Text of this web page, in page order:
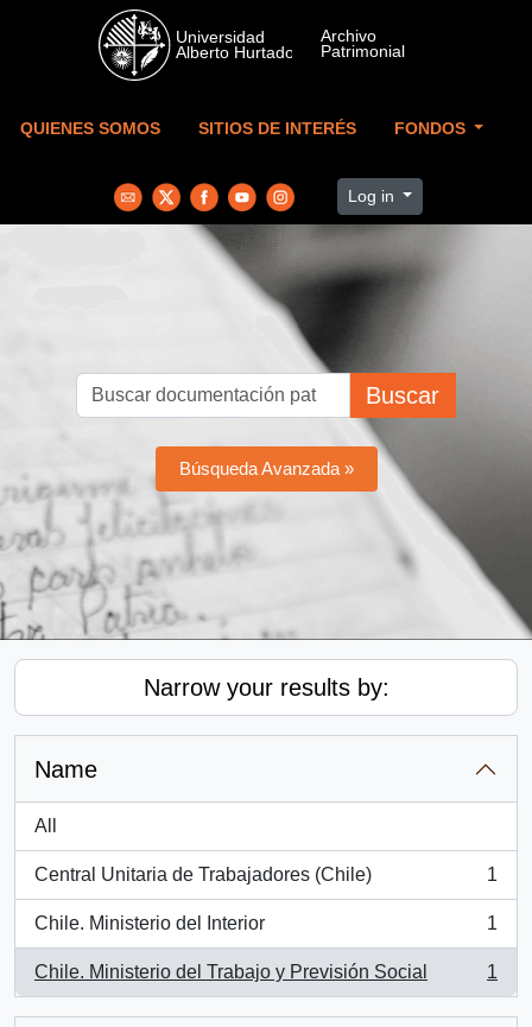
Skip to main content
QUIENES SOMOS SITIOS DE INTERÉS FONDOS
Log in
Buscar
Búsqueda Avanzada »
Narrow your results by:
Name
All
Central Unitaria de Trabajadores (Chile)
, 1 results
1
Chile. Ministerio del Interior
, 1 results
1
Chile. Ministerio del Trabajo y Previsión Social
, 1 results
1